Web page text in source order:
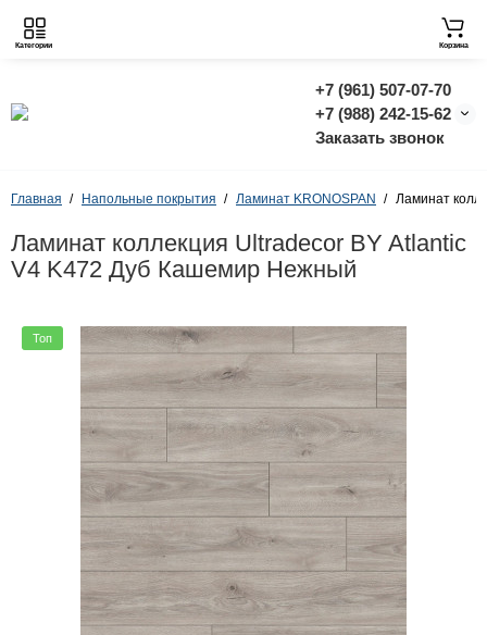
+7 (961) 507-07-70
+7 (988) 242-15-62
Заказать звонок
Категории Корзина
Главная Напольные покрытия Ламинат KRONOSPAN Ламинат
Ламинат коллекция Ultradecor BY Atlantic
V4 K472 Дуб Кашемир Нежный
Топ